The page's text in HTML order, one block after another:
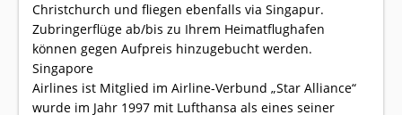
Christchurch und fliegen ebenfalls via Singapur.
Zubringerflüge ab/bis zu Ihrem Heimatflughafen
können gegen Aufpreis hinzugebucht werden.
Singapore
Airlines ist Mitglied im Airline-Verbund „Star Alliance“
wurde im Jahr 1997 mit Lufthansa als eines seiner